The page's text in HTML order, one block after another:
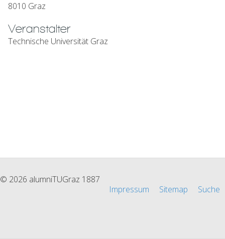
8010 Graz
Veranstalter
Technische Universität Graz
© 2026 alumniTUGraz 1887
Impressum
Sitemap Suche